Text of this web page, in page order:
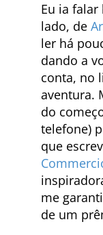
Eu ia
lado, de
ler há
dando a
conta, no
aventura.
do
telefone)
que
me
de um